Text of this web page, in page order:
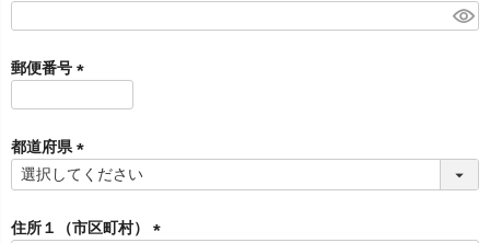
)
郵便番号
須
)
都道府県
(
須
住所１（市区町村）